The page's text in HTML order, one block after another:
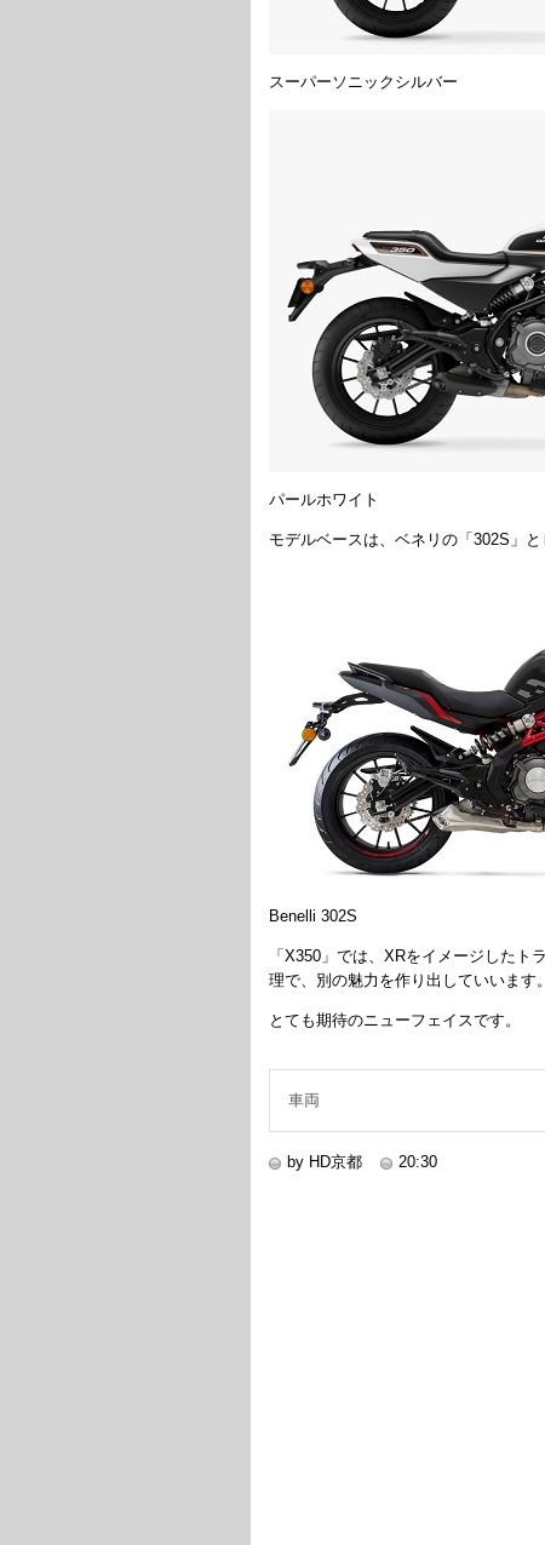
スーパーソニックシルバー
パールホワイト
モデルベースは、ベネリの「302S」
Benelli 302S
「X350」では、XRをイメージした
理で、別の魅力を作り出していいます。
とても期待のニューフェイスです。
車両
by HD京都 20:30